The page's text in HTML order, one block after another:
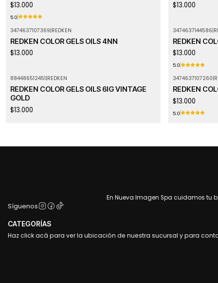
$13.000
5.0
$13.000
3474637107369|REDKEN
REDKEN COLOR GELS OILS 4NN
$13.000
3474637144586|
REDKEN
$13.000
5.0
884486512451|REDKEN
REDKEN COLOR GELS OILS 6IG VINTAGE
GOLD
$13.000
3474637107260|
REDKEN
$13.000
5.0
En Nueva Imagen Spa cuidamos tu
Síguenos
CATEGORÍAS
Haz click acá para ver la ubicación de nuestra sucursal y para